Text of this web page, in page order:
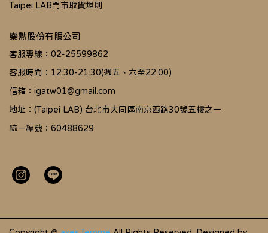
Taipei LAB門市取貨規則
樂勲股份有限公司
客服專線：02-25599862
客服時間：12:30-21:30(週五、六至22:00)
信箱：igatw01@gmail.com
地址：(Taipei LAB) 台北市大同區南京西路30號五樓之一
統一編號：60488629